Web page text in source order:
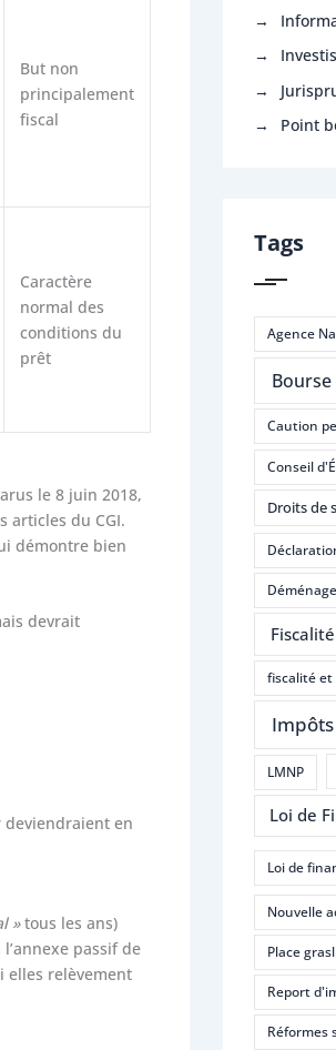
But non
principalement
fiscal
Caractère
normal des
conditions du
prêt
le 8 juin 2018,
articles du CGI.
démontre bien
devrait
deviendraient en
»tous les ans)
passif de
elles relèvement
Point
Tags
Agence
Bourse
Caution
Conseil
Droits de
Fiscalité
fiscalité
Impôts
LMNP
Loi de
Loi de
Nouvelle
Place
Report
Réformes